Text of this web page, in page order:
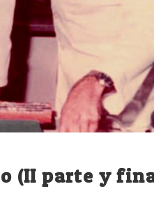
(II parte y